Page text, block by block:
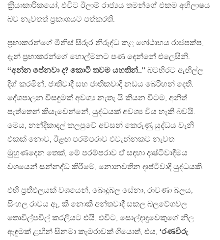
ක‍්‍රියාකාරිකයෝ, එවිට ඊලාම් රාජ්‍යය තමන්ගේ එකම අභිලාෂය
බව නැවතත් ප‍්‍රකාශයට පත්කරති.
ප‍්‍රභාකරන්ගේ මිනිස් සිරුර නිරුද්ධ කළ ගෝඨාභය රාජපක්ෂ,
දැන් ප‍්‍රභාකරන්ගේ හොල්මනට පණ දෙන්නේ එලෙසිනි.
‘‘අන්න පේනවා ද? කොටි තවම යහතින්..’’ බටහිරට ඇඟිල්ල
දිග් කරමින්, ජාතිවාදී සහ ජාතිකවාදී නඩය බෙරිහන් දෙති.
දේශපාලන විසඳුමක් අවශ්‍ය නැතැ යි කියන විටම, අනිත්
පැත්තෙන් කියැවෙන්නේ, යුද්ධයක් අවශ්‍ය විය හැකි බවයි.
මෙය, නන්දිකාදල් කලපුවේ අවසන් කෙරුණු යුද්ධය වැනි
එකක් නොව, ඊළඟ පරම්පරාව එවැන්නකට නැවත
මුහුණදෙන තෙක්, මේ පරම්පරාව ඒ සඳහා දෘෂ්ටිවාදීමය
වශයෙන් සන්නද්ධ කිරීමේ, නොනවතින දෘෂ්ටිවාදී යුද්ධයකි.
එහි ප‍්‍රතිඵලයක් වශයෙන්, බොදුබල සේනා, රාවණා බලය,
සිංහල රාවය ඈ, කී නොකී අන්තවාදී සකල බලවේගවල
තොවිල්පවිල් කරලියට එයි. එවිට, සොල්දාදුවෙකුගේ නිල
ඇඳුමක් ළඟින් සිනමා කැමරාවක් ගියොත්, එය, ‘රණවිරු